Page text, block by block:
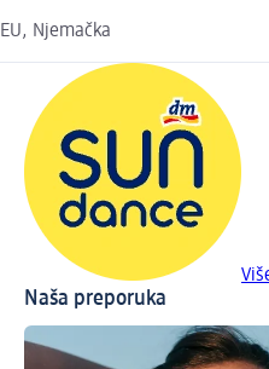
EU, Njemačka
Naša preporuka